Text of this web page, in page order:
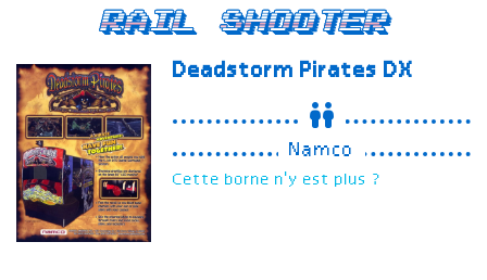
Rail Shooter
Deadstorm PiratesDX
Namco
Cette borne n'y est plus ?